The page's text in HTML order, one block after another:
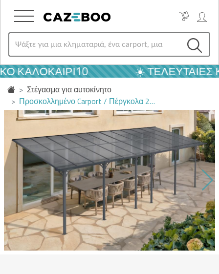
☀️ ΤΕΛΕΥΤΑΊΕΣ
Στέγασμα για αυτοκίνητο
Προσκολλημένο Carport / Πέργκολα 2…